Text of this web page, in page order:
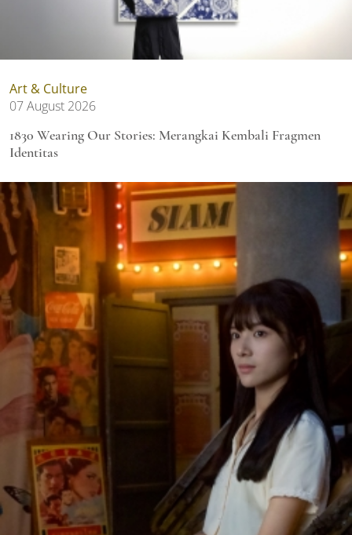
Art & Culture
07 August 2026
1830 Wearing Our Stories: Merangkai Kembali Fragmen
Identitas